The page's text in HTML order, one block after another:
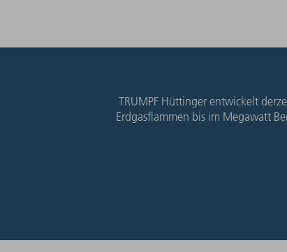
TRUMPF Hüttinger entwickelt
Erdgasflammen bis im Megawatt